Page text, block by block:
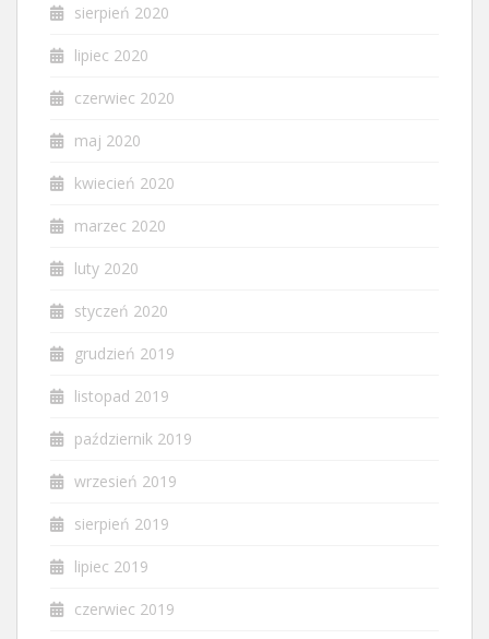
sierpień 2020
lipiec 2020
czerwiec 2020
maj 2020
kwiecień 2020
marzec 2020
luty 2020
styczeń 2020
grudzień 2019
listopad 2019
październik 2019
wrzesień 2019
sierpień 2019
lipiec 2019
czerwiec 2019